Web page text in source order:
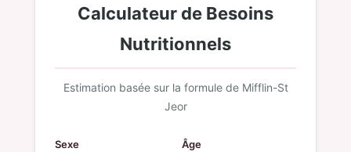
Calculateur de Besoins
Nutritionnels
Estimation basée sur la formule de Mifflin-St
Jeor
Sexe Âge